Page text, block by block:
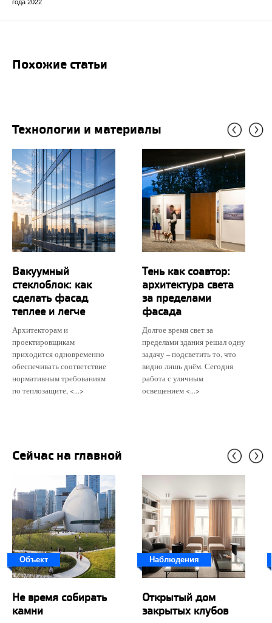
года 2022
Похожие статьи
Технологии и материалы
Вакуумный
стеклоблок: как
сделать фасад
теплее и легче
Архитекторам и
проектировщикам
приходится одновременно
обеспечивать соответствие
нормативным требованиям
по теплозащите, <...>
Тень как соавтор:
архитектура света
за пределами
фасада
Долгое время свет за
пределами здания решал одну
задачу – подсветить то, что
видно лишь днём. Сегодня
работа с уличным
освещением <...>
Сейчас на главной
Объект
Не время собирать
камни
Наблюдения
Открытый дом
закрытых клубов